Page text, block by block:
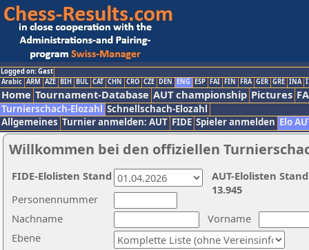
Logged on: Gast
Arabic ARM AZE BIH BUL CAT CHN CRO CZE DEN ENG ESP FAI FIN FRA GER GRE INA
Home Tournament-Database AUT championship Pictures
Turnierschach-Elozahl Schnellschach-Elozahl
Allgemeines Turnier anmelden: AUT FIDE Spieler anmelden Elo
Willkommen bei den offiziellen
Nachname
Vorname
Ebene
Personennummer
AUT-Elolisten
13.945
FIDE-Elolisten Stand